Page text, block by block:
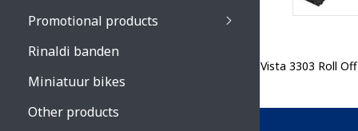
Promotional products
Rinaldi banden
Miniatuur bikes
Other products
Vista 3303 Roll